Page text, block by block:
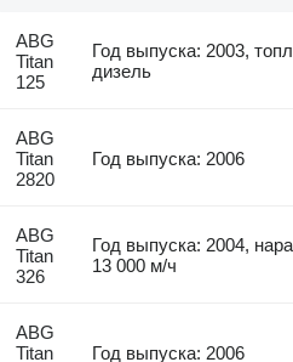
ABG
Titan
125
Год выпуска: 2003,
дизель
ABG
Titan
2820
Год выпуска: 2006
ABG
Titan
326
Год выпуска: 2004,
13 000 м/ч
ABG
Titan
Год выпуска: 2006